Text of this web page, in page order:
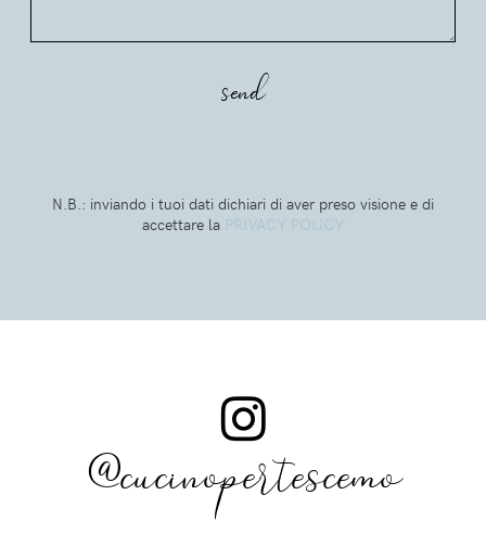
N.B.: inviando i tuoi dati dichiari di aver preso visione e di
accettare la
@cucinopertescemo